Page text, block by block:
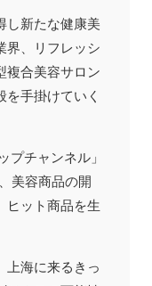
し新たな健康美
界、リフレッシ
複合美容サロン
手掛けていく
プチャンネル」
美容商品の開
ヒット商品を生
上海に来るきっ